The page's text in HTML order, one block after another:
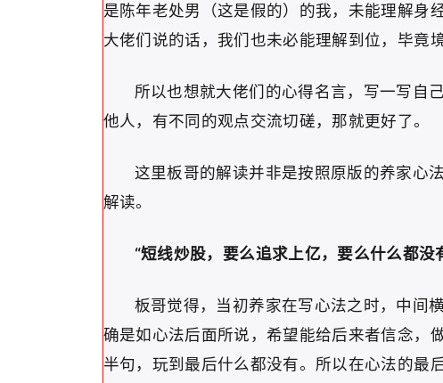
是陈年老处男（这是假的）的我，未能理解身
大佬们说的话，我们也未必能理解到位，毕竟
所以也想就大佬们的心得名言，写一写自
他人，有不同的观点交流切磋，那就更好了。
这里板哥的解读并非是按照原版的养家心
解读。
“短线炒股，要么追求上亿，要么什么都没
板哥觉得，当初养家在写心法之时，中间
确是如心法后面所说，希望能给后来者信念，
半句，玩到最后什么都没有。所以在心法的最